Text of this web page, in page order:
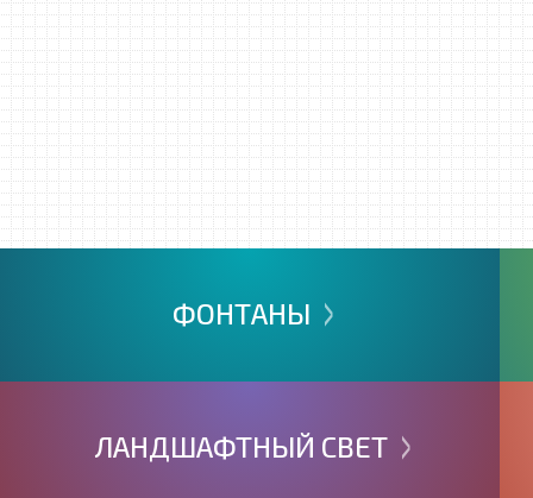
ФОНТАНЫ >
ЛАНДШАФТНЫЙ СВЕТ >